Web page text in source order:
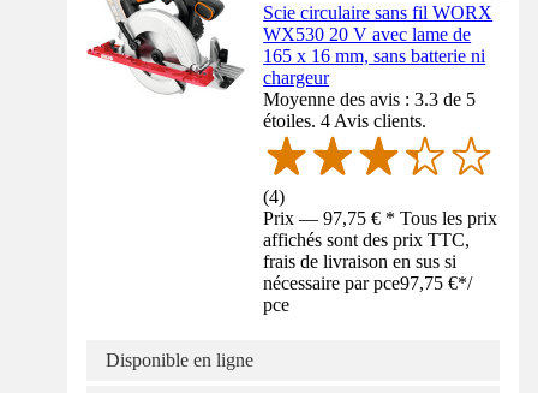
Scie circulaire sans fil WORX
WX530 20 V avec lame de
165 x 16 mm, sans batterie ni
chargeur
Moyenne des avis : 3.3 de 5
étoiles. 4 Avis clients.
(4)
Prix — 97,75 € * Tous les prix
affichés sont des prix TTC,
frais de livraison en sus si
nécessaire par pce97,75 €*/
pce
Disponible en ligne